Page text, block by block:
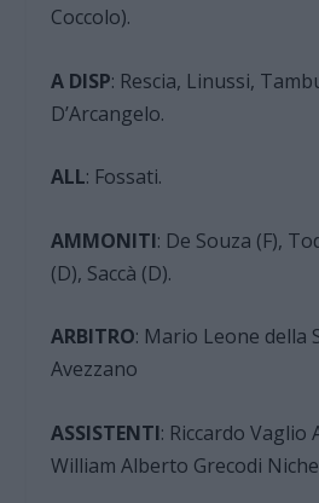
Coccolo).
A DISP: Rescia, Linussi,
D’Arcangelo.
ALL: Fossati.
AMMONITI: De Souza (F),
(D), Saccà (D).
ARBITRO: Mario Leone della
Avezzano
ASSISTENTI: Riccardo Vaglio
William Alberto Grecodi